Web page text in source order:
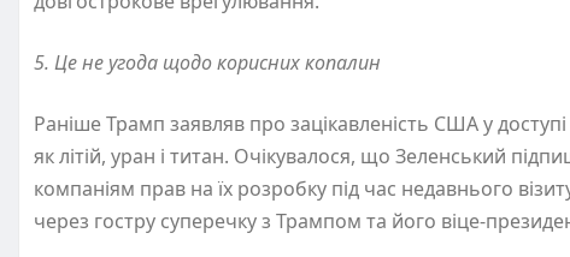
5. Це не угода щодо корисних копалин
Раніше Трамп заявляв про зацікавленість США у
як літій, уран і титан. Очікувалося, що Зеленський
компаніям прав на їх розробку під час недавнього
через гостру суперечку з Трампом та його віце-